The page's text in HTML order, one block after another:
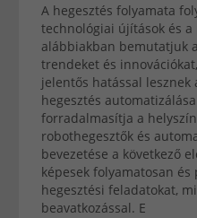
A hegesztés folyamata
technológiai újítások és
alábbiakban bemutatjuk
trendeket és
jelentős hatással lesznek
hegesztés
forradalmasítja a
robothegesztők és
bevezetése a következő
képesek folyamatosan
hegesztési feladatokat,
beavatkozással. E